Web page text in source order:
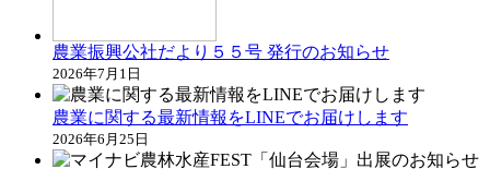
農業振興公社だより５５号 発行のお知らせ
2026年7月1日
農業に関する最新情報をLINEでお届けします
2026年6月25日